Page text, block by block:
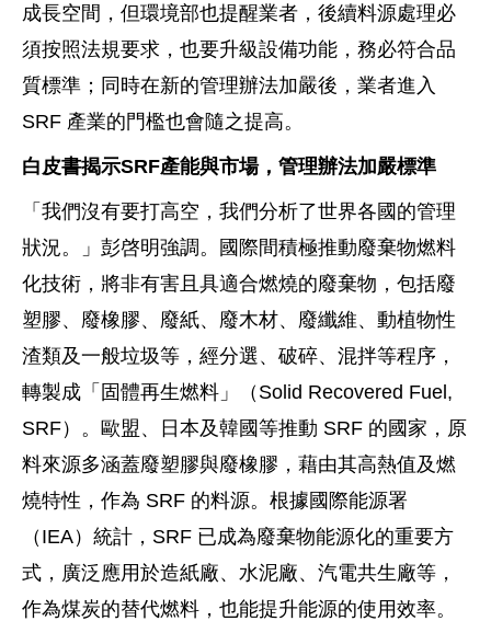
成長空間，但環境部也提醒業者，後續料源處理必
須按照法規要求，也要升級設備功能，務必符合品
質標準；同時在新的管理辦法加嚴後，業者進入
SRF 產業的門檻也會隨之提高。
白皮書揭示SRF產能與市場，管理辦法加嚴標準
「我們沒有要打高空，我們分析了世界各國的管理
狀況。」彭啓明強調。國際間積極推動廢棄物燃料
化技術，將非有害且具適合燃燒的廢棄物，包括廢
塑膠、廢橡膠、廢紙、廢木材、廢纖維、動植物性
渣類及一般垃圾等，經分選、破碎、混拌等程序，
轉製成「固體再生燃料」（Solid Recovered Fuel,
SRF）。歐盟、日本及韓國等推動 SRF 的國家，原
料來源多涵蓋廢塑膠與廢橡膠，藉由其高熱值及燃
燒特性，作為 SRF 的料源。根據國際能源署
（IEA）統計，SRF 已成為廢棄物能源化的重要方
式，廣泛應用於造紙廠、水泥廠、汽電共生廠等，
作為煤炭的替代燃料，也能提升能源的使用效率。